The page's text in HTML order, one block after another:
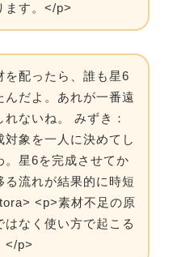
ます。</p>
を配ったら、誰も星6
んだよ。あれが一番遠
ないね。 みずき：
対象を一人に決めてし
。星6を完成させてか
る流れが結果的に時短
<p>素材不足の原
はなく使い方で起こる
</p>